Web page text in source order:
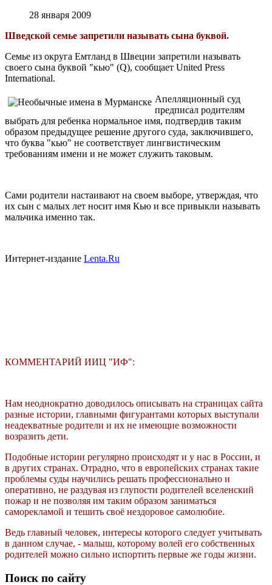
28 января 2009
Шведской семье запретили называть сына буквой.
Семье из округа Емтланд в Швеции запретили называть
своего сына буквой "кью" (Q), сообщает United Press
International.
Апелляционный суд
предписал родителям
выбрать для ребенка нормальное имя, подтвердив таким
образом предыдущее решение другого суда, заключившего,
что буква "кью" не соответствует лингвистическим
требованиям имени и не может служить таковым.
Сами родители настаивают на своем выборе, утверждая, что
их сын с малых лет носит имя Кью и все привыкли называть
мальчика именно так.
Интернет-издание Lenta.Ru
КОММЕНТАРИЙ ИИЦ "ИФ":
Нам неоднократно доводилось описывать на страницах сайта
разные истории, главными фигурантами которых выступали
неадекватные родители и их не имеющие возможности
возразить дети.
Подобные истории регулярно происходят и у нас в России, и
в других странах. Отрадно, что в европейских странах такие
проблемы суды научились решать профессионально и
оперативно, не раздувая из глупости родителей вселенский
пожар и не позволяя им таким образом заниматься
саморекламой и тешить своё нездоровое самолюбие.
Ведь главный человек, интересы которого следует учитывать
в данном случае, - малыш, которому волей его собственных
родителей можно сильно испортить первые же годы жизни.
Поиск по сайту